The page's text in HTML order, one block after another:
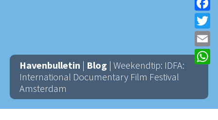
Havenbulletin | Blog | Weekendtip: IDFA:
International Documentary Film Festival
Amsterdam